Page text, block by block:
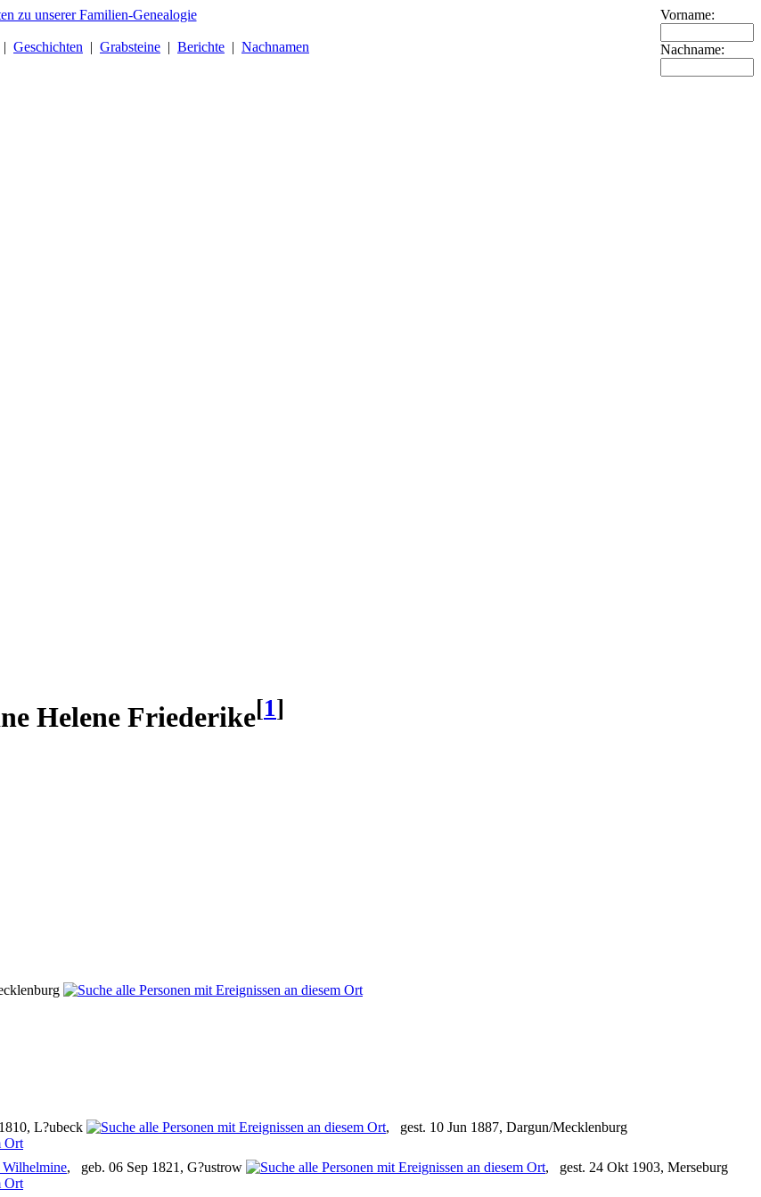
| Geschichten | Grabsteine | Berichte | Nachnamen
Vorname:
Nachname:
Helene Friederike[1]
L?ubeck , gest. 10 Jun 1887, Dargun/Mecklenburg
, geb. 06 Sep 1821, G?ustrow , gest. 24 Okt 1903, Merseburg